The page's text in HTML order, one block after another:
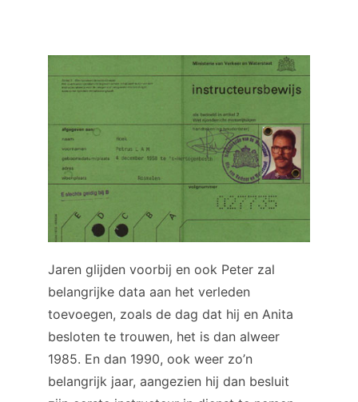
Jaren glijden voorbij en ook Peter zal
belangrijke data aan het verleden
toevoegen, zoals de dag dat hij en Anita
besloten te trouwen, het is dan alweer
1985. En dan 1990, ook weer zo’n
belangrijk jaar, aangezien hij dan besluit